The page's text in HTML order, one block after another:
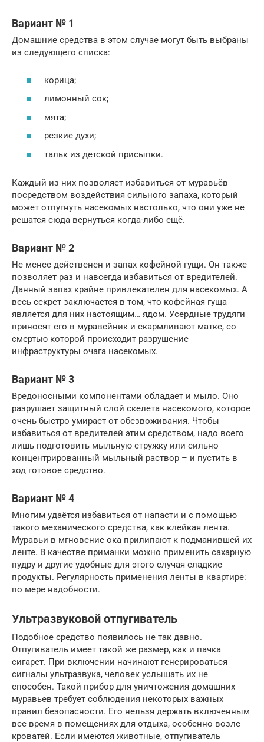
Вариант № 1
Домашние средства в этом случае могут быть выбраны
из следующего списка:
корица;
лимонный сок;
мята;
резкие духи;
тальк из детской присыпки.
Каждый из них позволяет избавиться от муравьёв
посредством воздействия сильного запаха, который
может отпугнуть насекомых настолько, что они уже не
решатся сюда вернуться когда-либо ещё.
Вариант № 2
Не менее действенен и запах кофейной гущи. Он также
позволяет раз и навсегда избавиться от вредителей.
Данный запах крайне привлекателен для насекомых. А
весь секрет заключается в том, что кофейная гуща
является для них настоящим… ядом. Усердные трудяги
приносят его в муравейник и скармливают матке, со
смертью которой происходит разрушение
инфраструктуры очага насекомых.
Вариант № 3
Вредоносными компонентами обладает и мыло. Оно
разрушает защитный слой скелета насекомого, которое
очень быстро умирает от обезвоживания. Чтобы
избавиться от вредителей этим средством, надо всего
лишь подготовить мыльную стружку или сильно
концентрированный мыльный раствор – и пустить в
ход готовое средство.
Вариант № 4
Многим удаётся избавиться от напасти и с помощью
такого механического средства, как клейкая лента.
Муравьи в мгновение ока прилипают к подманившей их
ленте. В качестве приманки можно применить сахарную
пудру и другие удобные для этого случая сладкие
продукты. Регулярность применения ленты в квартире:
по мере надобности.
Ультразвуковой отпугиватель
Подобное средство появилось не так давно.
Отпугиватель имеет такой же размер, как и пачка
сигарет. При включении начинают генерироваться
сигналы ультразвука, человек услышать их не
способен. Такой прибор для уничтожения домашних
муравьев требует соблюдения некоторых важных
правил безопасности. Его нельзя держать включенным
все время в помещениях для отдыха, особенно возле
кроватей. Если имеются животные, отпугиватель